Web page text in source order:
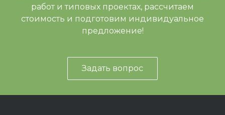
работ и типовых проектах, рассчитаем
стоимость и подготовим индивидуальное
предложение!
Задать вопрос